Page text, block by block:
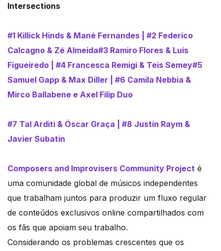
Intersections
#1 Killick Hinds & Mané Fernandes | #2 Federico
Calcagno & Zé Almeida#3 Ramiro Flores & Luís
Figueiredo | #4 Francesca Remigi & Teis Semey#5
Samuel Gapp & Max Diller | #6 Camila Nebbia &
Mirco Ballabene e Axel Filip Duo
#7 Tal Arditi & Óscar Graça | #8 Justin Raym &
Javier Subatin
Composers and Improvisers Community Project é
uma comunidade global de músicos independentes
que trabalham juntos para produzir um fluxo regular
de conteúdos exclusivos online compartilhados com
os fãs que apoiam seu trabalho.
Considerando os problemas crescentes que os